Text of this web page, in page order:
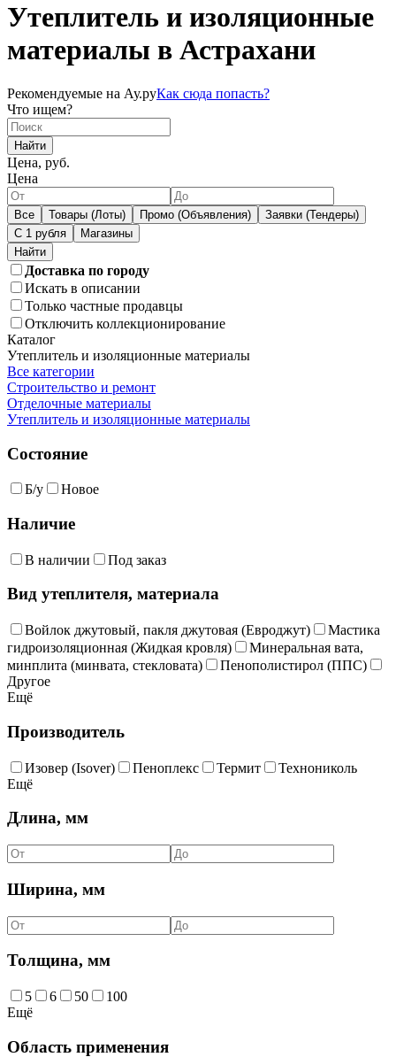
Утеплитель и изоляционные
материалы в Астрахани
Рекомендуемые на Ау.руКак сюда попасть?
Что ищем?
Найти
Цена, руб.
Цена
Все Товары (Лоты) Промо (Объявления)
Заявки (Тендеры)
С 1 рубля
Магазины
Доставка по городу
Искать в описании
Только частные продавцы
Отключить коллекционирование
Каталог
Утеплитель и изоляционные материалы
Все категории
Строительство и ремонт
Отделочные материалы
Утеплитель и изоляционные материалы
Состояние
Б/у Новое
Наличие
В наличии Под заказ
Вид утеплителя, материала
Войлок джутовый, пакля джутовая (Евроджут)
Мастика
гидроизоляционная (Жидкая кровля)
Минеральная вата,
минплита (минвата, стекловата)
Пенополистирол (ППС)
Другое
Ещё
Производитель
Изовер (Isover) Пеноплекс Термит
Технониколь
Ещё
Длина, мм
Ширина, мм
Толщина, мм
5 6 50
100
Ещё
Область применения